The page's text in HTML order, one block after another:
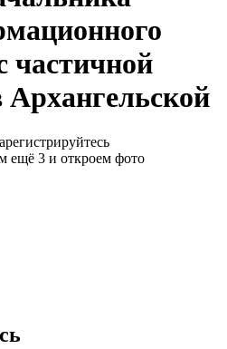
частичной
Архангельской
ещё 3 и откроем фото